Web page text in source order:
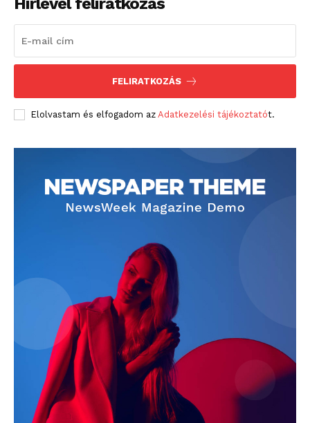
FELIRATKOZÁS
Elolvastam és elfogadom az Adatkezelési tájékoztatót.